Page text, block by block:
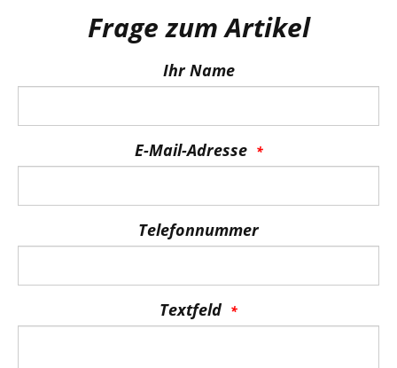
Frage zum Artikel
Ihr Name
E-Mail-Adresse
Telefonnummer
Textfeld